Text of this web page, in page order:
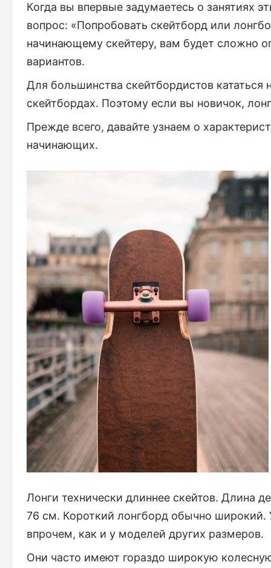
Когда вы впервые задумаетесь о занятиях
вопрос: «Попробовать скейтборд или
начинающему скейтеру, вам будет сложно
вариантов.
Для большинства скейтбордистов кататься
скейтбордах. Поэтому если вы новичок,
Прежде всего, давайте узнаем о
начинающих.
Лонги технически длиннее скейтов. Длина
76 см. Короткий лонгборд обычно широкий.
впрочем, как и у моделей других размеров.
Они часто имеют гораздо широкую